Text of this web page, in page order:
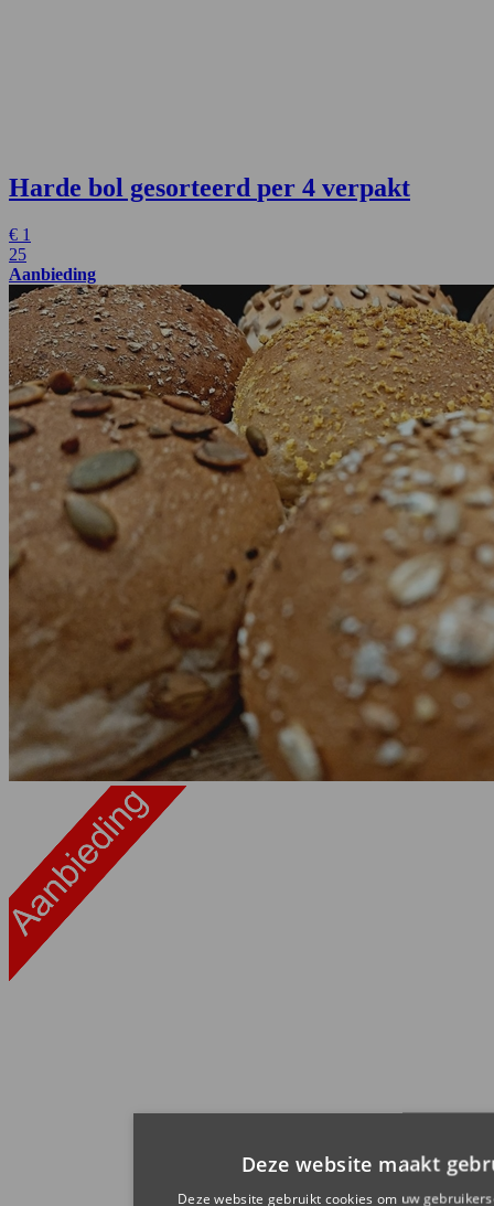
Harde bol gesorteerd per 4 verpakt
€ 1
25
Aanbieding